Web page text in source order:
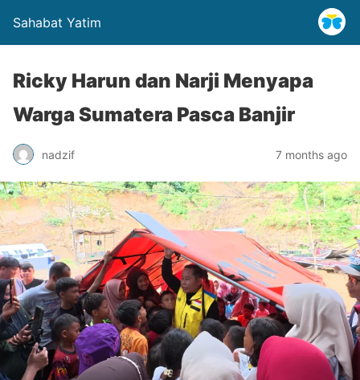
Sahabat Yatim
Ricky Harun dan Narji Menyapa
Warga Sumatera Pasca Banjir
nadzif 7 months ago